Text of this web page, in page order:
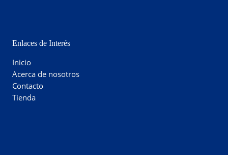
Enlaces de Interés
Inicio
Acerca de nosotros
Contacto
Tienda